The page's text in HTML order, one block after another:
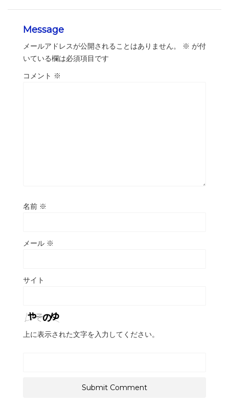
Message
メールアドレスが公開されることはありません。 ※ が付
いている欄は必須項目です
コメント ※
名前 ※
メール ※
サイト
上に表示された文字を入力してください。